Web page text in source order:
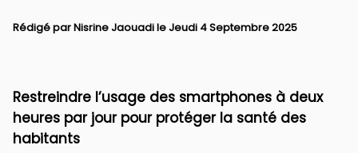
Rédigé parNisrine Jaouadile Jeudi 4 Septembre 2025
Restreindre l’usage des smartphones à deux
heures par jour pour protéger la santé des
habitants